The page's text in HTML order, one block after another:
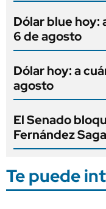
Dólar blue hoy:
6 de agosto
Dólar hoy: a
agosto
El Senado
Fernández
Te puede